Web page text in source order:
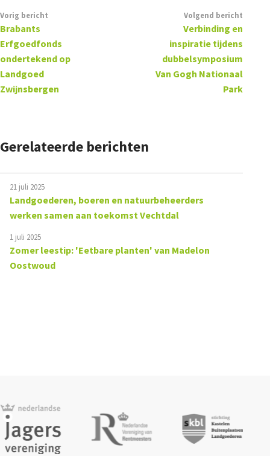
Vorig bericht
Brabants
Erfgoedfonds
ondertekend op
Landgoed
Zwijnsbergen
Volgend bericht
Verbinding en
inspiratie tijdens
dubbelsymposium
Van Gogh Nationaal
Park
Gerelateerde berichten
21 juli 2025
Landgoederen, boeren en natuurbeheerders
werken samen aan toekomst Vechtdal
1 juli 2025
Zomer leestip: 'Eetbare planten' van Madelon
Oostwoud